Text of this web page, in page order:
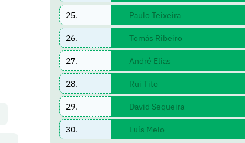
25. Paulo Teixeira
26. Tomás Ribeiro
27. André Elias
28. Rui Tito
29. David Sequeira
30. Luís Melo